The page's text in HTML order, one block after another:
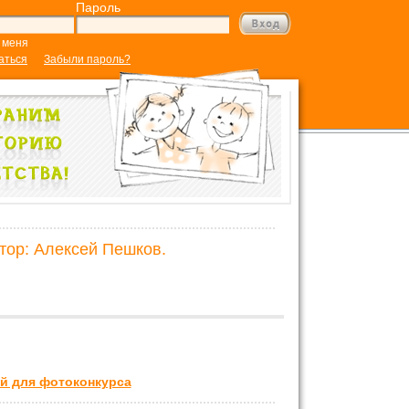
Пароль
Забыли пароль?
Алексей Пешков.
для фотоконкурса